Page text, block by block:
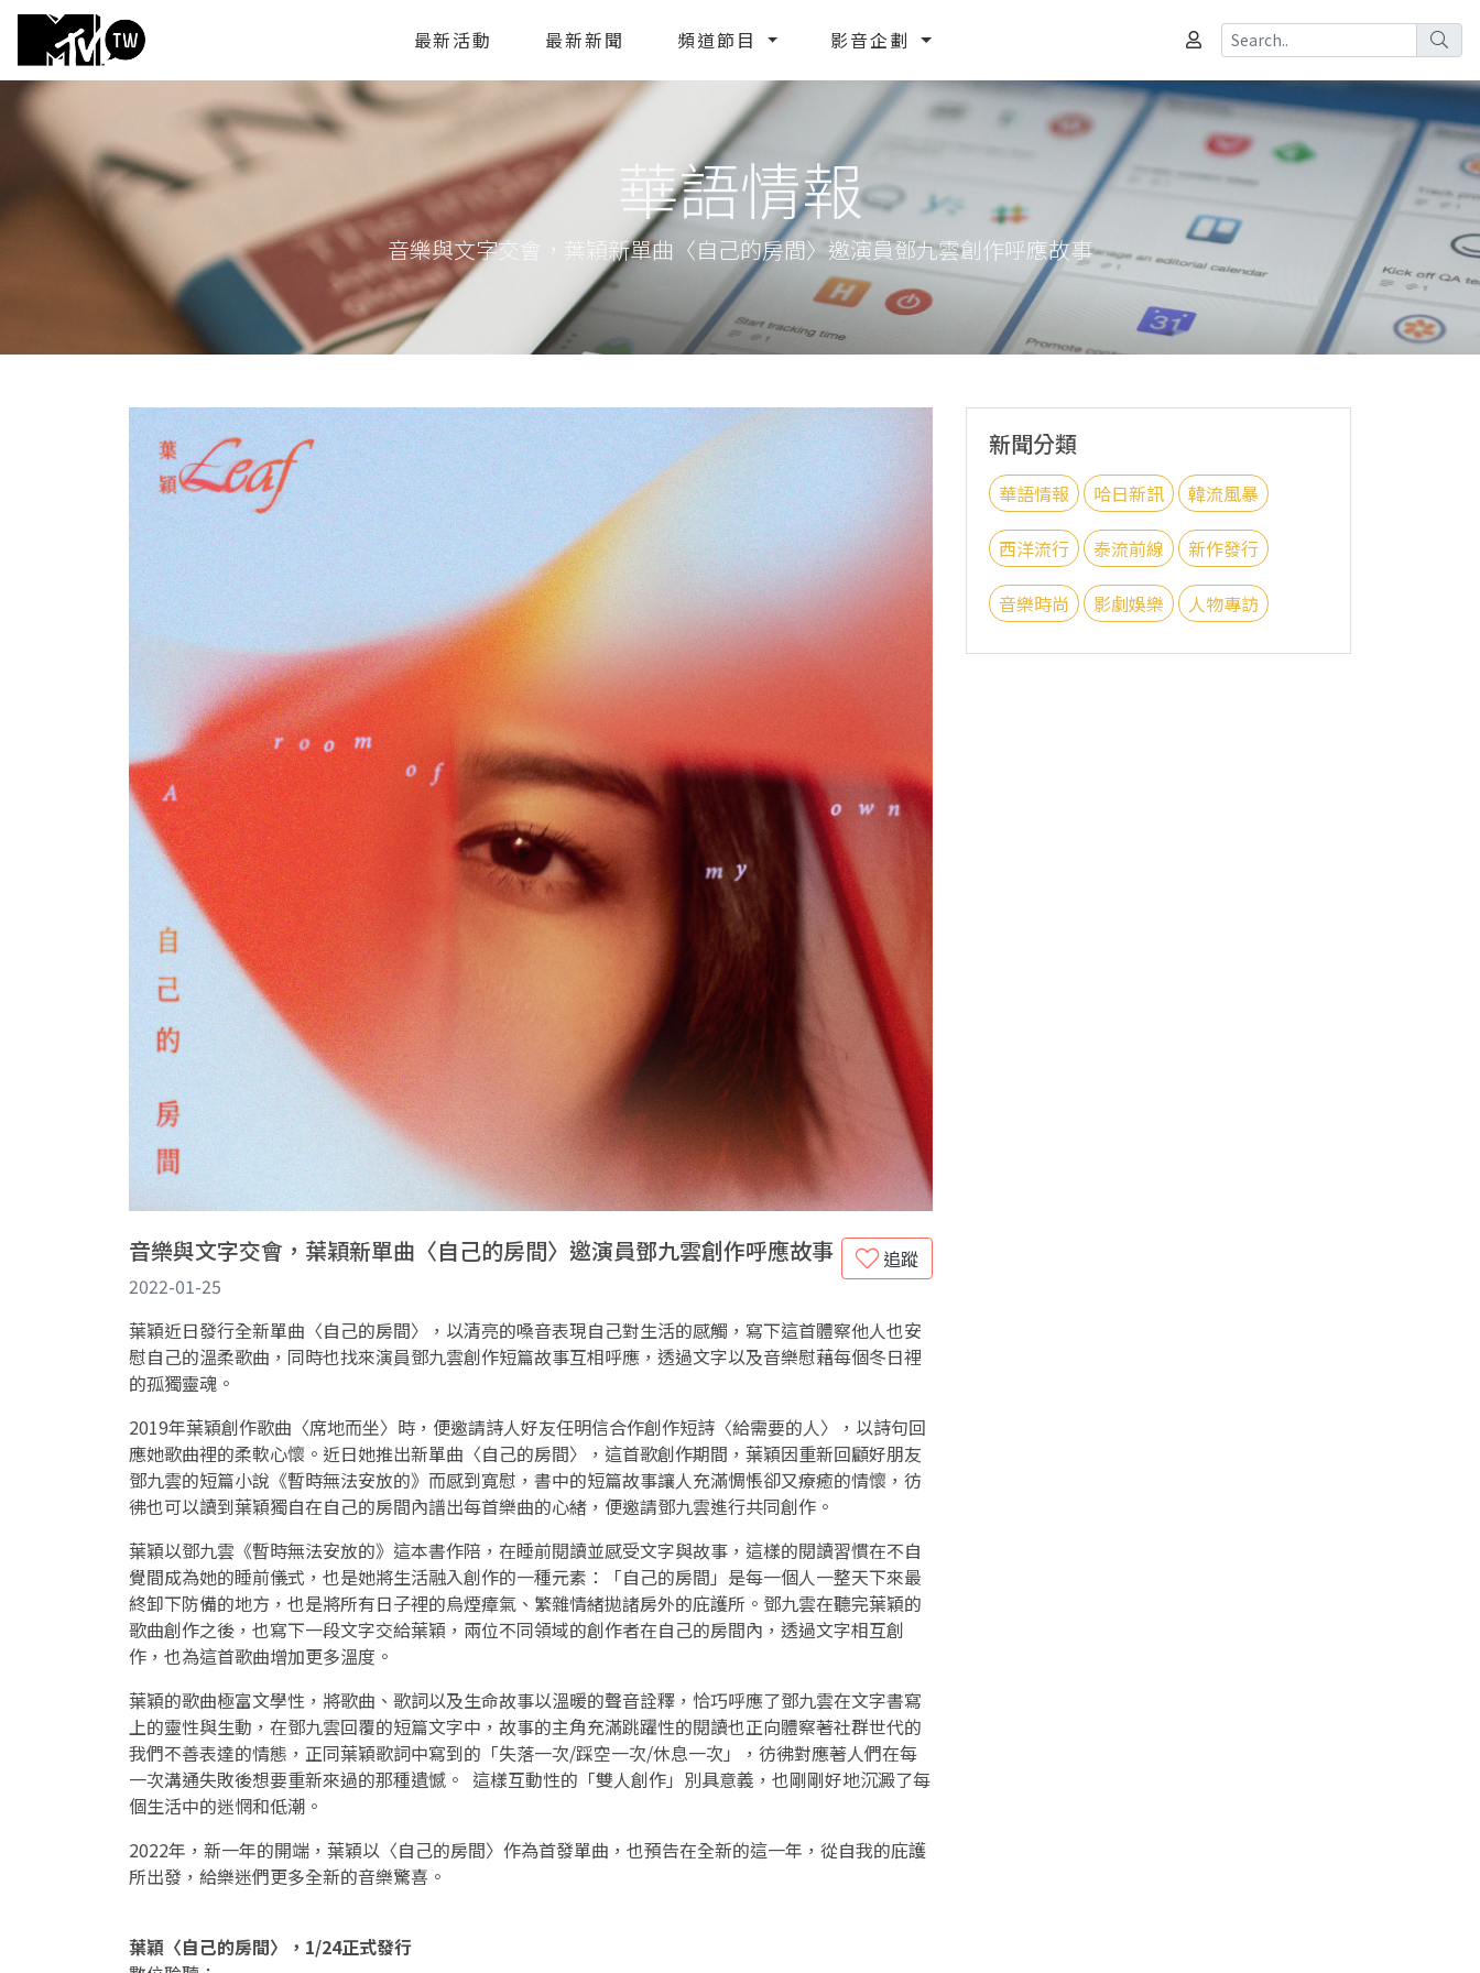
最新活動 最新新聞 頻道節目 影音企劃
華語情報
音樂與文字交會，葉穎新單曲〈自己的房間〉邀演員鄧九雲創作呼應故事
音樂與文字交會，葉穎新單曲〈自己的房間〉邀演員鄧九雲創作呼應故事
追蹤
2022-01-25
葉穎近日發行全新單曲〈自己的房間〉，以清亮的嗓音表現自己對生活的感觸，寫下這首體察他人也安
慰自己的溫柔歌曲，同時也找來演員鄧九雲創作短篇故事互相呼應，透過文字以及音樂慰藉每個冬日裡
的孤獨靈魂。
2019年葉穎創作歌曲〈席地而坐〉時，便邀請詩人好友任明信合作創作短詩〈給需要的人〉，以詩句回
應她歌曲裡的柔軟心懷。近日她推出新單曲〈自己的房間〉，這首歌創作期間，葉穎因重新回顧好朋友
鄧九雲的短篇小說《暫時無法安放的》而感到寬慰，書中的短篇故事讓人充滿惆悵卻又療癒的情懷，彷
彿也可以讀到葉穎獨自在自己的房間內譜出每首樂曲的心緒，便邀請鄧九雲進行共同創作。
葉穎以鄧九雲《暫時無法安放的》這本書作陪，在睡前閱讀並感受文字與故事，這樣的閱讀習慣在不自
覺間成為她的睡前儀式，也是她將生活融入創作的一種元素：「自己的房間」是每一個人一整天下來最
終卸下防備的地方，也是將所有日子裡的烏煙瘴氣、繁雜情緒拋諸房外的庇護所。鄧九雲在聽完葉穎的
歌曲創作之後，也寫下一段文字交給葉穎，兩位不同領域的創作者在自己的房間內，透過文字相互創
作，也為這首歌曲增加更多溫度。
葉穎的歌曲極富文學性，將歌曲、歌詞以及生命故事以溫暖的聲音詮釋，恰巧呼應了鄧九雲在文字書寫
上的靈性與生動，在鄧九雲回覆的短篇文字中，故事的主角充滿跳躍性的閱讀也正向體察著社群世代的
我們不善表達的情態，正同葉穎歌詞中寫到的「失落一次/踩空一次/休息一次」，彷彿對應著人們在每
一次溝通失敗後想要重新來過的那種遺憾。 這樣互動性的「雙人創作」別具意義，也剛剛好地沉澱了每
個生活中的迷惘和低潮。
2022年，新一年的開端，葉穎以〈自己的房間〉作為首發單曲，也預告在全新的這一年，從自我的庇護
所出發，給樂迷們更多全新的音樂驚喜。
葉穎〈自己的房間〉，1/24正式發行
新聞分類
華語情報 哈日新訊 韓流風暴
西洋流行 泰流前線 新作發行
音樂時尚 影劇娛樂 人物專訪